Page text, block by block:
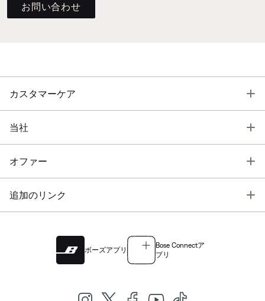
お問い合わせ
カスタマーケア
当社
オファー
追加のリンク
ボーズアプリ
Bose Connectア
プリ